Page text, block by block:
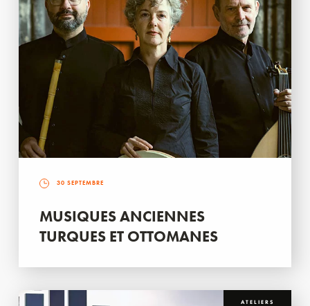
30 SEPTEMBRE
MUSIQUES ANCIENNES
TURQUES ET OTTOMANES
ATELIERS